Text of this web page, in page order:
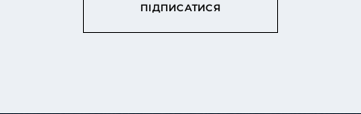
ПІДПИСАТИСЯ